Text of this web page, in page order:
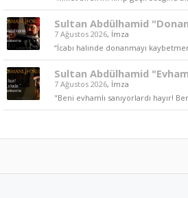
Sultan Abdülhamid
7 Ağustos 2026, İmza
“İcabı halinde donanmayı
Sultan Abdülhamid
7 Ağustos 2026, İmza
"Beni evhamlı sanıyorlardı hayır!